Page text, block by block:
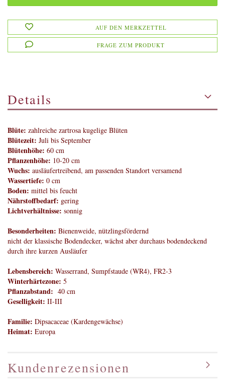
AUF DEN MERKZETTEL
FRAGE ZUM PRODUKT
Details
Blüte: zahlreiche zartrosa kugelige Blüten
Blütezeit: Juli bis September
Blütenhöhe: 60 cm
Pflanzenhöhe: 10-20 cm
Wuchs: ausläufertreibend, am passenden Standort versamend
Wassertiefe: 0 cm
Boden: mittel bis feucht
Nährstoffbedarf: gering
Lichtverhältnisse: sonnig
Besonderheiten: Bienenweide, nützlingsfördernd
nicht der klassische Bodendecker, wächst aber durchaus bodendeckend
durch ihre kurzen Ausläufer
Lebensbereich: Wasserrand, Sumpfstaude (WR4), FR2-3
Winterhärtezone: 5
Pflanzabstand: 40 cm
Geselligkeit: II-III
Familie: Dipsacaceae (Kardengewächse)
Heimat: Europa
Kundenrezensionen